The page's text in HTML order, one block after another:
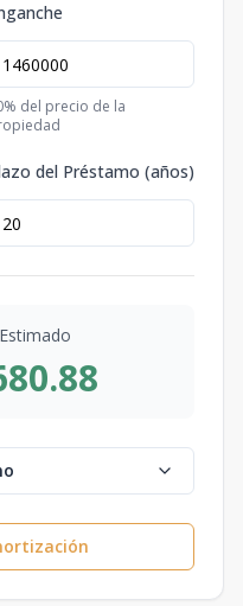
% del precio de la
del Préstamo (años)